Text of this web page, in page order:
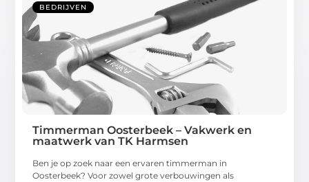
BEDRIJVEN
Timmerman Oosterbeek – Vakwerk en
maatwerk van TK Harmsen
Ben je op zoek naar een ervaren timmerman in
Oosterbeek? Voor zowel grote verbouwingen als